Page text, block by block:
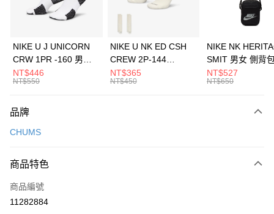
華南商業銀行
彰化商業銀行
上海商業儲蓄銀行
元大商業銀行
台灣樂天信用卡公司
Apple Pay
全盈+PAY
AFTEE先享後付
【關於「AFTEE先享後付」】
便利好安心！
３．安心：先確認商品／服務後，再付款。
【「AFTEE先享後付」結帳流程】
１．於結帳方式選擇「AFTEE先享後付」後，將跳轉至「AFTEE先享後付」
運送方式
每筆NT$100，滿NT$1,500(含以上)免運費
宅配
每筆NT$100，滿NT$1,500(含以上)免運費
NIKE U J UNICORN
CRW 1PR -160 男女
中統襪 FZ3393100
NT$446
NT$550
NIKE U NK ED CSH
CREW 2P-144
EMBRDY 男女 短統襪
FZ3073133
NT$365
NT$450
NIKE NK
SMIT 男女 側背
BA5871010
NT$527
NT$650
品牌
CHUMS
商品特色
商品編號
11282884